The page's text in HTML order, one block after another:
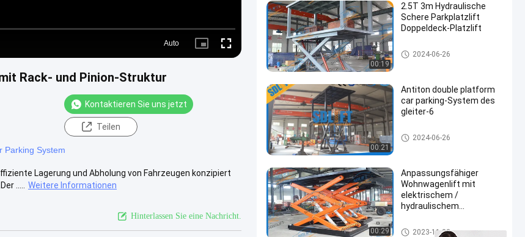
Auto
Picture- Fullscreen
Rack- und Pinion-Struktur
Kontaktieren Sie uns jetzt
Teilen
Parking System
Lagerung und Abholung von Fahrzeugen konzipiert
.....
Weitere Informationen
Hinterlassen Sie eine Nachricht.
00:19
2.5T 3m Hydraulische
Schere Parkplatzlift
Doppeldeck-Platzlift
Zweideckfahrzeugaufzug
2024-06-26
00:21
Antiton double platform
car parking-System des
gleiter-6
Zweideckfahrzeugaufzug
2024-06-26
00:29
Anpassungsfähiger
Wohnwagenlift mit
elektrischem /
hydraulischem
220V / 380V / 480V
Zweideckfahrzeugaufzug
2023-11-03